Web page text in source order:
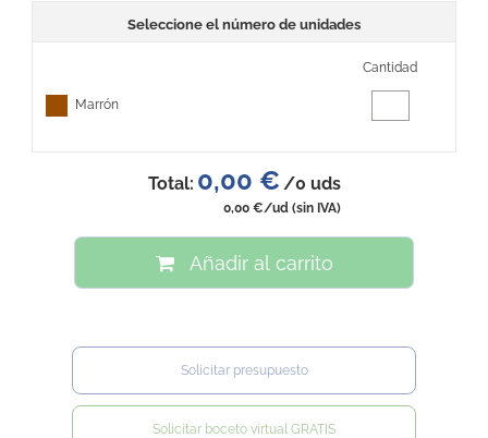
Seleccione el número de unidades
Cantidad
Marrón
Total: 0,00 € /0 uds
0,00 €/ud (sin IVA)
Añadir al carrito
Solicitar presupuesto
Solicitar boceto virtual GRATIS